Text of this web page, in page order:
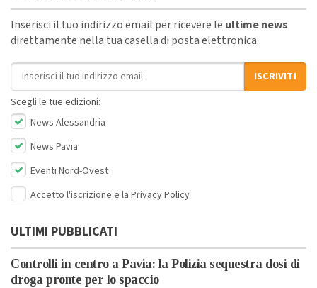
Inserisci il tuo indirizzo email per ricevere le ultime news
direttamente nella tua casella di posta elettronica.
Indirizzo email
ISCRIVITI
Scegli le tue edizioni:
News Alessandria
News Pavia
Eventi Nord-Ovest
Accetto l'iscrizione e la Privacy Policy
ULTIMI PUBBLICATI
Controlli in centro a Pavia: la Polizia sequestra dosi di
droga pronte per lo spaccio